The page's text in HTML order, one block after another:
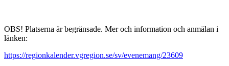
OBS! Platserna är begränsade. Mer och information och anmälan i
länken:
https://regionkalender.vgregion.se/sv/evenemang/23609